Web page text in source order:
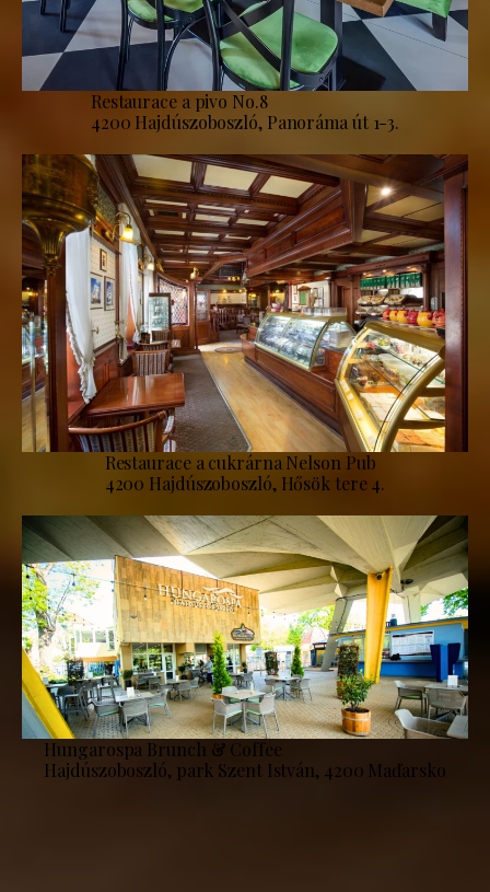
Restaurace a pivo No.8
4200 Hajdúszoboszló, Panoráma út 1-3.
Restaurace a cukrárna Nelson Pub
4200 Hajdúszoboszló, Hősök tere 4.
Hungarospa Brunch & Coffee
Hajdúszoboszló, park Szent István, 4200 Maďarsko